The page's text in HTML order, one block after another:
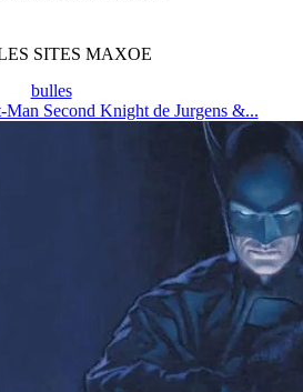
SITES MAXOE
bulles
Second Knight de Jurgens &...